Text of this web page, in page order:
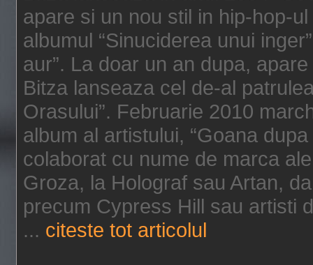
apare si un nou stil in hip-hop-
albumul “Sinuciderea unui
aur”. La doar un an dupa,
Bitza lanseaza cel de-al
Orasului”. Februarie 2010
album al artistului, “Goana
colaborat cu nume de marca
Groza, la Holograf sau Artan,
precum Cypress Hill sau artisti
... citeste tot articolul